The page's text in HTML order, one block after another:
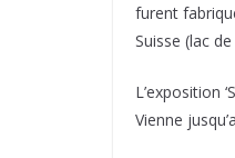
furent
Suisse (lac
L’exposition
Vienne